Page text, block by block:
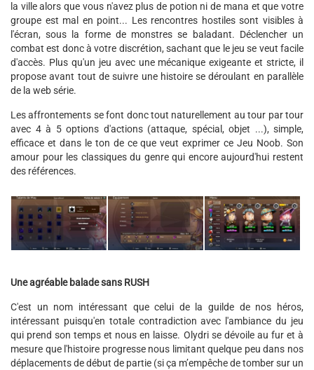
la ville alors que vous n'avez plus de potion ni de mana et que votre
groupe est mal en point... Les rencontres hostiles sont visibles à
l'écran, sous la forme de monstres se baladant. Déclencher un
combat est donc à votre discrétion, sachant que le jeu se veut facile
d'accès. Plus qu'un jeu avec une mécanique exigeante et stricte, il
propose avant tout de suivre une histoire se déroulant en parallèle
de la web série.
Les affrontements se font donc tout naturellement au tour par tour
avec 4 à 5 options d'actions (attaque, spécial, objet ...), simple,
efficace et dans le ton de ce que veut exprimer ce Jeu Noob. Son
amour pour les classiques du genre qui encore aujourd'hui restent
des références.
Une agréable balade sans RUSH
C'est un nom intéressant que celui de la guilde de nos héros,
intéressant puisqu'en totale contradiction avec l'ambiance du jeu
qui prend son temps et nous en laisse. Olydri se dévoile au fur et à
mesure que l'histoire progresse nous limitant quelque peu dans nos
déplacements de début de partie (si ça m’empêche de tomber sur un